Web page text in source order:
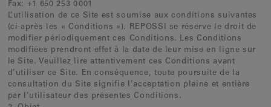
Fax: +1 650 253 0001
L’utilisation de ce Site est soumise aux conditions suivantes
(ci-après les « Conditions »). REPOSSI se réserve le droit de
modifier périodiquement ces Conditions. Les Conditions
modifiées prendront effet à la date de leur mise en ligne sur
le Site. Veuillez lire attentivement ces Conditions avant
d’utiliser ce Site. En conséquence, toute poursuite de la
consultation du Site signifie l’acceptation pleine et entière
par l’utilisateur des présentes Conditions.